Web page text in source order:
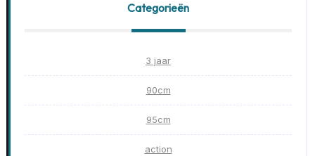
Categorieën
3 jaar
90cm
95cm
action